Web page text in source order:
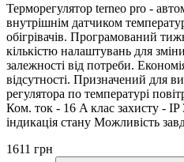
Терморегулятор terneo pro -
внутрішнім датчиком
обігрівачів. Програмований
кількістю налаштувань для
залежності від потреби.
відсутності. Призначений для
регулятора по температурі
Ком. ток - 16 A клас захисту -
індикація стану Можливість
1611 грн